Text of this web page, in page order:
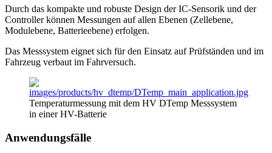
Durch das kompakte und robuste Design der IC-Sensorik und der
Controller können Messungen auf allen Ebenen (Zellebene,
Modulebene, Batterieebene) erfolgen.
Das Messsystem eignet sich für den Einsatz auf Prüfständen und im
Fahrzeug verbaut im Fahrversuch.
Temperaturmessung mit dem HV DTemp Messsystem
in einer HV-Batterie
Anwendungsfälle